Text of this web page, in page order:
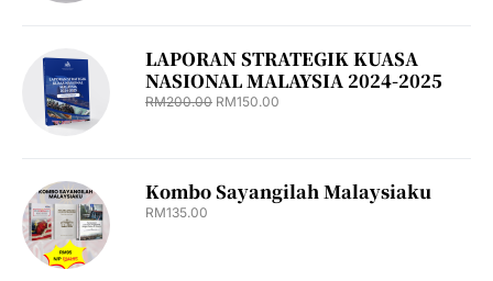
LAPORAN STRATEGIK KUASA
NASIONAL MALAYSIA 2024-2025
RM200.00 RM150.00
Kombo Sayangilah Malaysiaku
RM135.00